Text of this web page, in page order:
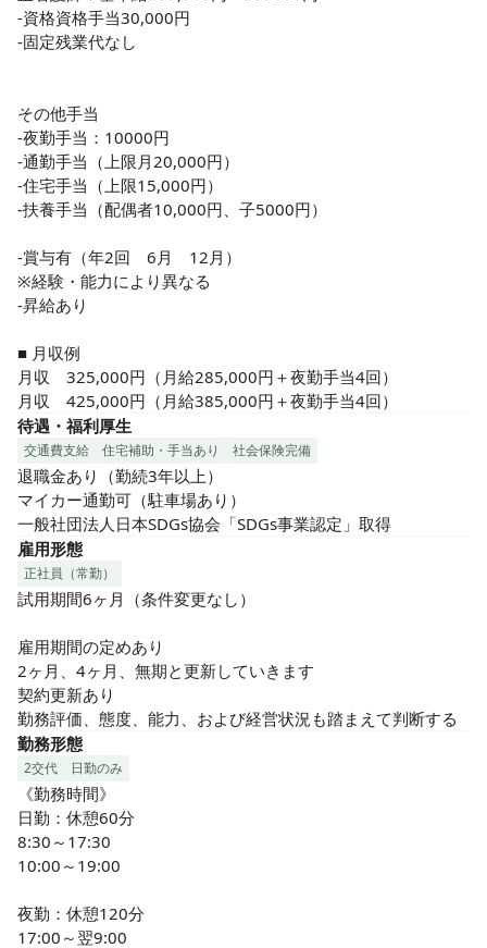
-資格資格手当30,000円
-固定残業代なし
その他手当
-夜勤手当：10000円
-通勤手当（上限月20,000円）
-住宅手当（上限15,000円）
-扶養手当（配偶者10,000円、子5000円）
-賞与有（年2回　6月　12月）
※経験・能力により異なる
-昇給あり
■ 月収例
月収　325,000円（月給285,000円＋夜勤手当4回）
月収　425,000円（月給385,000円＋夜勤手当4回）
待遇・福利厚生
交通費支給 住宅補助・手当あり 社会保険完備
退職金あり（勤続3年以上）
マイカー通勤可（駐車場あり）
一般社団法人日本SDGs協会「SDGs事業認定」取得
雇用形態
正社員（常勤）
試用期間6ヶ月（条件変更なし）
雇用期間の定めあり
2ヶ月、4ヶ月、無期と更新していきます
契約更新あり
勤務評価、態度、能力、および経営状況も踏まえて判断する
勤務形態
2交代 日勤のみ
《勤務時間》
日勤：休憩60分
8:30～17:30
10:00～19:00
夜勤：休憩120分
17:00～翌9:00